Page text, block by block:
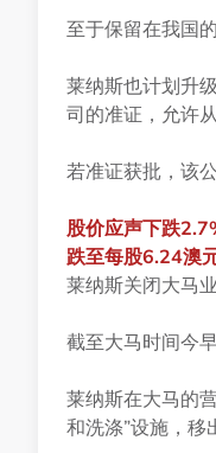
至于保留在我国
莱纳斯也计划升
司的准证，允许
若准证获批，该
股价应声下跌
跌至每股6.24澳
莱纳斯关闭大马
截至大马时间今
莱纳斯在大马的
和洗涤”设施，移